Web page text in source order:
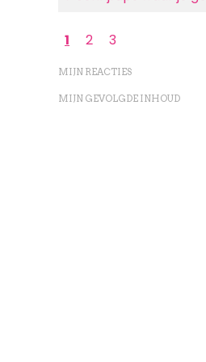
Paginering
Huidige
1 Page
2 Page
3
MIJN REACTIES
MIJN GEVOLGDE INHOUD